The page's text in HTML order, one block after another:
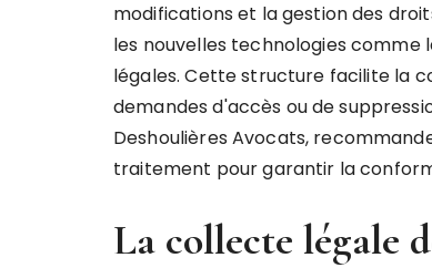
modifications et la gestion des
les nouvelles technologies comme
légales. Cette structure facilite la
demandes d'accès ou de
Deshoulières Avocats,
traitement pour garantir la
La collecte légale